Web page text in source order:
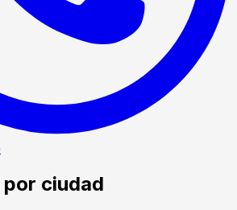
ciudad